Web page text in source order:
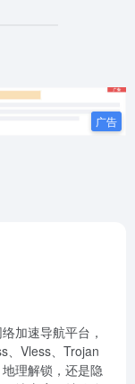
加速导航平台，
、Vless、Trojan
理解锁，还是隐